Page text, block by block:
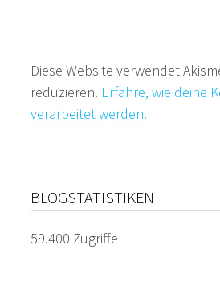
Diese Website verwendet
reduzieren. Erfahre, wie deine
verarbeitet werden.
BLOGSTATISTIKEN
59.400 Zugriffe